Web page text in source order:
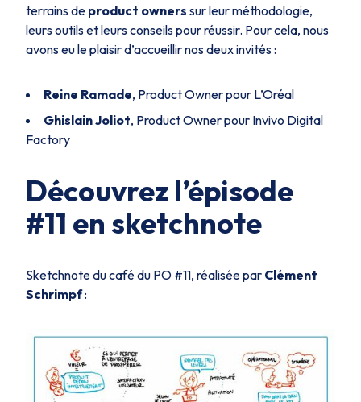
terrains de product owners sur leur méthodologie,
leurs outils et leurs conseils pour réussir. Pour cela, nous
avons eu le plaisir d’accueillir nos deux invités :
Reine Ramade, Product Owner pour L’Oréal
Ghislain Joliot, Product Owner pour Invivo Digital
Factory
Découvrez l’épisode
#11 en sketchnote
Sketchnote du café du PO #11, réalisée par Clément
Schrimpf: